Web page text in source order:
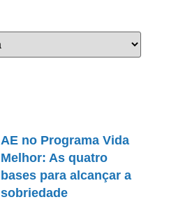
AE no Programa Vida
Melhor: As quatro
bases para alcançar a
sobriedade